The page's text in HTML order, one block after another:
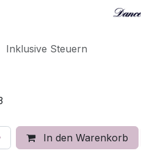
Inklusive Steuern
In den Warenkorb